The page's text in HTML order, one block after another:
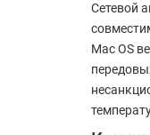
Сетевой
Mac OS